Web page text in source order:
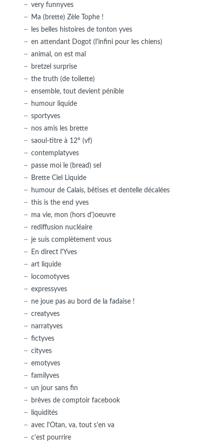
very funnyves
Ma (brette) Zèle Tophe !
les belles histoires de tonton yves
en attendant Dogot (l'infini pour les chiens)
animal, on est mal
bretzel surprise
the truth (de toilette)
ensemble, tout devient pénible
humour liquide
sportyves
nos amis les brette
saoul-titre à 12° (vf)
contemplatyves
passe moi le (bread) sel
Brette Ciel Liquide
humour de Calais, bêtises et dentelle décalées
this is the end yves
ma vie, mon (hors d')oeuvre
rediffusion nucléaire
je suis complètement vous
En direct l'Yves
art liquide
locomotyves
expressyves
ne joue pas au bord de la fadaise !
creatyves
narratyves
fictyves
cityves
emotyves
familyves
un jour sans fin
brèves de comptoir facebook
liquidités
avec l'Otan, va, tout s'en va
c'est pourrire